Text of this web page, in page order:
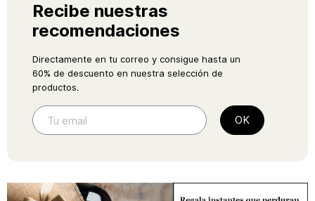
Recibe nuestras
recomendaciones
Directamente en tu correo y consigue hasta un
60% de descuento en nuestra selección de
productos.